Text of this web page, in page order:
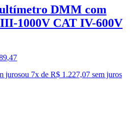
DMM com
1000V CAT IV-600V
,47
jurosou 7x de R$ 1.227,07 sem juros